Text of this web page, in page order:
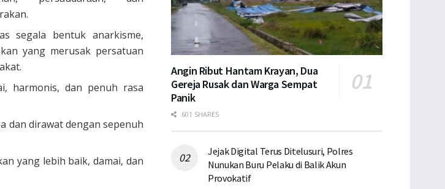
segala bentuk anarkisme,
yang merusak persatuan
harmonis, dan penuh rasa
dan dirawat dengan sepenuh
yang lebih baik, damai, dan
Angin Ribut Hantam Krayan, Dua
Gereja Rusak dan Warga Sempat
Panik
601 SHARES
Jejak Digital Terus Ditelusuri, Polres
Nunukan Buru Pelaku di Balik Akun
Provokatif